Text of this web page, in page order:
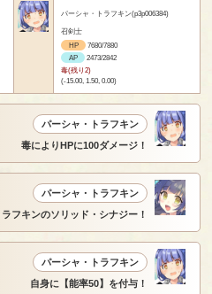
パーシャ・トラフキン(p3p006384)
召剣士
HP
7680/7880
AP
2473/2842
毒(残り2)
(-15.00, 1.50, 0.00)
パーシャ・トラフキン
毒によりHPに100ダメージ！
パーシャ・トラフキン
フキンのソリッド・シナジー！
パーシャ・トラフキン
自身に【能率50】を付与！